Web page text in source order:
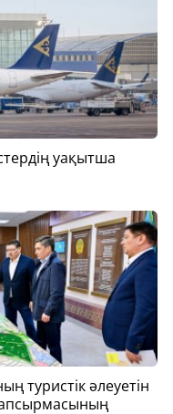
уақытша
туристік әлеуетін